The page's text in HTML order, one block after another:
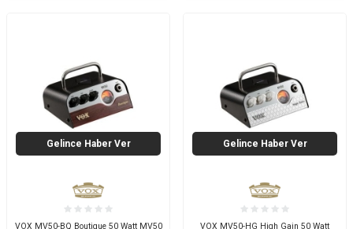
VOX MV50-BQ Boutique 50 Watt MV50
Gelince Haber Ver
VOX MV50-HG High Gain 50 Watt
Gelince Haber Ver